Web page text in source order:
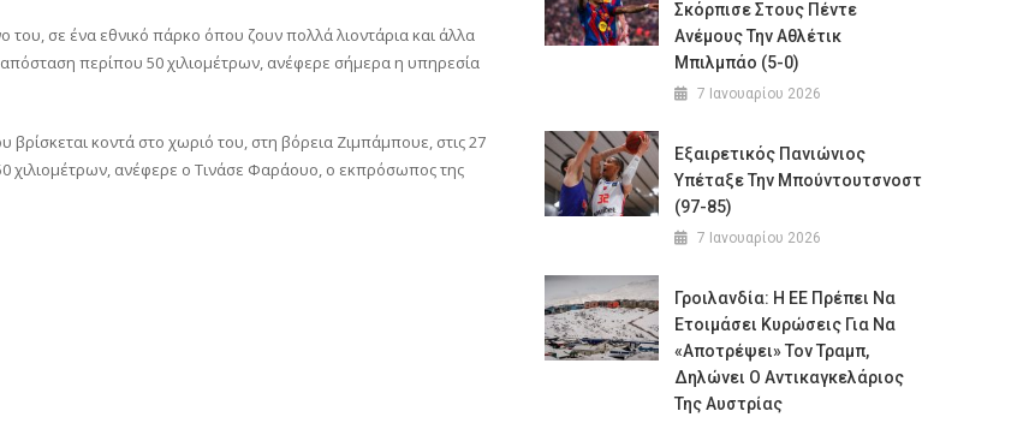
του, σε ένα εθνικό πάρκο όπου ζουν πολλά λιοντάρια και άλλα
περίπου 50 χιλιομέτρων, ανέφερε σήμερα η υπηρεσία
κοντά στο χωριό του, στη βόρεια Ζιμπάμπουε, στις 27
χιλιομέτρων, ανέφερε ο Τινάσε Φαράουο, ο εκπρόσωπος της
Σκόρπισε Στους Πέντε
Ανέμους Την Αθλέτικ
Μπιλμπάο (5-0)
7 Ιανουαρίου 2026
Εξαιρετικός Πανιώνιος
Υπέταξε Την Μπούντουτσνοστ
(97-85)
7 Ιανουαρίου 2026
Γροιλανδία: Η ΕΕ Πρέπει Να
Ετοιμάσει Κυρώσεις Για Να
«αποτρέψει» Τον Τραμπ,
Δηλώνει Ο Αντικαγκελάριος
Της Αυστρίας